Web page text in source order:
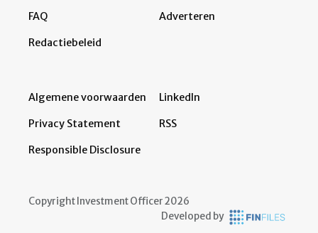
FAQ
Redactiebeleid
Adverteren
Algemene voorwaarden
Privacy Statement
Responsible Disclosure
LinkedIn
RSS
Copyright Investment Officer 2026
Developed by